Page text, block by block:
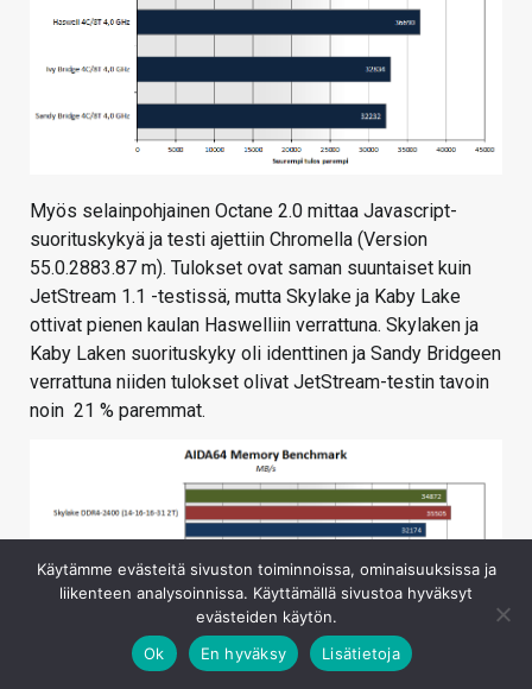
Myös selainpohjainen Octane 2.0 mittaa Javascript-
suorituskykyä ja testi ajettiin Chromella (Version
55.0.2883.87 m). Tulokset ovat saman suuntaiset kuin
JetStream 1.1 -testissä, mutta Skylake ja Kaby Lake
ottivat pienen kaulan Haswelliin verrattuna. Skylaken ja
Kaby Laken suorituskyky oli identtinen ja Sandy Bridgeen
verrattuna niiden tulokset olivat JetStream-testin tavoin
noin 21 % paremmat.
Käytämme evästeitä sivuston toiminnoissa, ominaisuuksissa ja
liikenteen analysoinnissa. Käyttämällä sivustoa hyväksyt
evästeiden käytön.
Ok
En hyväksy Lisätietoja